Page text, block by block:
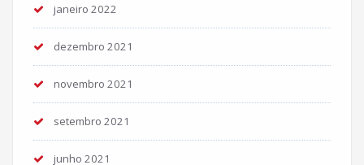
janeiro 2022
dezembro 2021
novembro 2021
setembro 2021
junho 2021